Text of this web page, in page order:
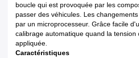
boucle qui est provoquée par les
passer des véhicules. Les
par un microprocesseur. Grâce facile
calibrage automatique quand la tension
appliquée.
Caractéristiques